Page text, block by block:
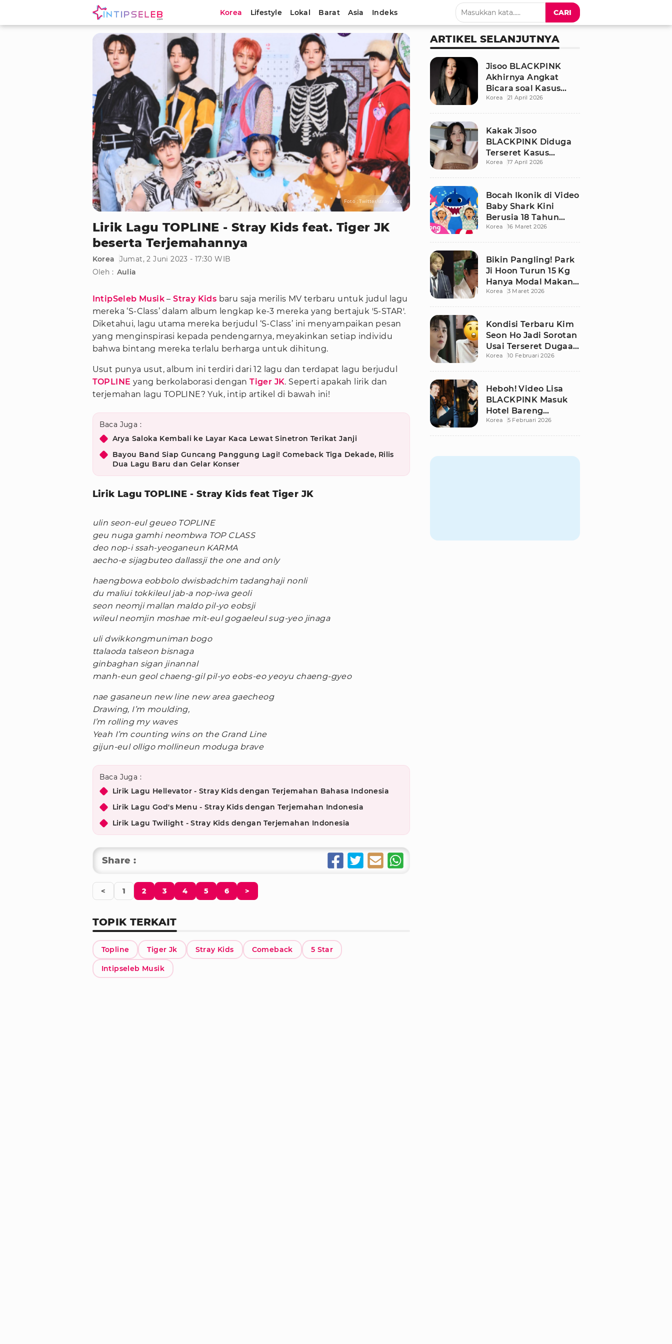
Korea Lifestyle Lokal Barat Asia Indeks CARI
Foto : Twitter/stray_kids
Lirik Lagu TOPLINE - Stray Kids feat. Tiger JK
beserta Terjemahannya
Korea
Jumat, 2 Juni 2023 - 17:30 WIB
Oleh : Aulia
IntipSeleb Musik–Stray Kids baru saja merilis MV terbaru untuk judul lagu
mereka ‘S-Class’ dalam album lengkap ke-3 mereka yang bertajuk '5-STAR'.
Diketahui, lagu utama mereka berjudul ‘S-Class’ ini menyampaikan pesan
yang menginspirasi kepada pendengarnya, meyakinkan setiap individu
bahwa bintang mereka terlalu berharga untuk dihitung.
Usut punya usut, album ini terdiri dari 12 lagu dan terdapat lagu berjudul
TOPLINE yang berkolaborasi denganTiger JK. Seperti apakah lirik dan
terjemahan lagu TOPLINE? Yuk, intip artikel di bawah ini!
Baca Juga :
Arya Saloka Kembali ke Layar Kaca Lewat Sinetron Terikat Janji
Bayou Band Siap Guncang Panggung Lagi! Comeback Tiga Dekade, Rilis
Dua Lagu Baru dan Gelar Konser
Lirik Lagu TOPLINE - Stray Kids feat Tiger JK
ulin seon-eul geueo TOPLINE
geu nuga gamhi neombwa TOP CLASS
deo nop-i ssah-yeoganeun KARMA
aecho-e sijagbuteo dallassji the one and only
haengbowa eobbolo dwisbadchim tadanghaji nonli
du maliui tokkileul jab-a nop-iwa geoli
seon neomji mallan maldo pil-yo eobsji
wileul neomjin moshae mit-eul gogaeleul sug-yeo jinaga
uli dwikkongmuniman bogo
ttalaoda talseon bisnaga
ginbaghan sigan jinannal
manh-eun geol chaeng-gil pil-yo eobs-eo yeoyu chaeng-gyeo
nae gasaneun new line new area gaecheog
Drawing, I’m moulding,
I’m rolling my waves
Yeah I’m counting wins on the Grand Line
gijun-eul olligo mollineun moduga brave
Baca Juga :
Lirik Lagu Hellevator - Stray Kids dengan Terjemahan Bahasa Indonesia
Lirik Lagu God's Menu - Stray Kids dengan Terjemahan Indonesia
Lirik Lagu Twilight - Stray Kids dengan Terjemahan Indonesia
Share :
< 1 2 3 4 5 6 >
TOPIK TERKAIT
Topline Tiger Jk Stray Kids Comeback 5 Star
Intipseleb Musik
ARTIKEL SELANJUTNYA
Jisoo BLACKPINK
Akhirnya Angkat
Bicara soal Kasus
Dugaan Pelecehan
Korea 21 April 2026
Kakak Jisoo
BLACKPINK Diduga
Terseret Kasus
Pelecehan Seksual,
Korea 17 April 2026
Bocah Ikonik di Video
Baby Shark Kini
Berusia 18 Tahun
Bikin Publik
Korea 16 Maret 2026
Bikin Pangling! Park
Ji Hoon Turun 15 Kg
Hanya Modal Makan
Apel, Visual
Korea 3 Maret 2026
Kondisi Terbaru Kim
Seon Ho Jadi Sorotan
Usai Terseret Dugaan
Penggelapan Pajak
Korea 10 Februari 2026
Heboh! Video Lisa
BLACKPINK Masuk
Hotel Bareng
Frederic Arnault Picu
Korea 5 Februari 2026